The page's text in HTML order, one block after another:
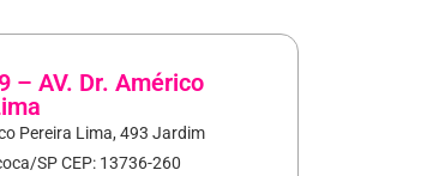
– AV. Dr. Américo
Pereira Lima, 493 Jardim
SP CEP: 13736-260